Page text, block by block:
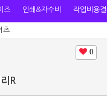
즈 인쇄&자수비 작업비용
츠
0
R